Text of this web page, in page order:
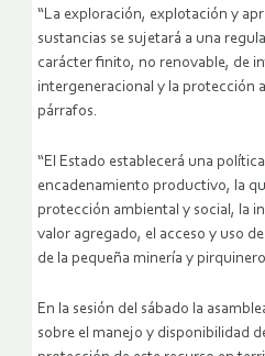
“La exploración, explotación y
sustancias se sujetará a una
carácter finito, no renovable, de
intergeneracional y la protección
párrafos.
“El Estado establecerá una
encadenamiento productivo, la
protección ambiental y social, la
valor agregado, el acceso y uso
de la pequeña minería y
En la sesión del sábado la
sobre el manejo y disponibilidad